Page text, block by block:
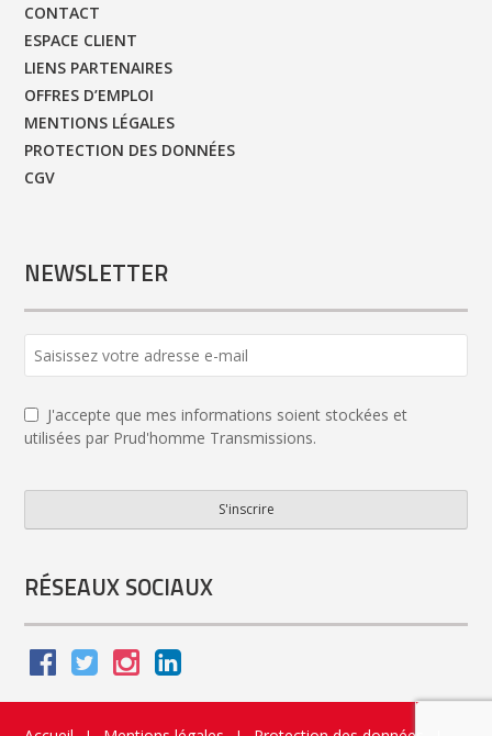
CONTACT
ESPACE CLIENT
LIENS PARTENAIRES
OFFRES D’EMPLOI
MENTIONS LÉGALES
PROTECTION DES DONNÉES
CGV
NEWSLETTER
J'accepte que mes informations soient stockées et
utilisées par Prud'homme Transmissions.
S'inscrire
URL *
RÉSEAUX SOCIAUX